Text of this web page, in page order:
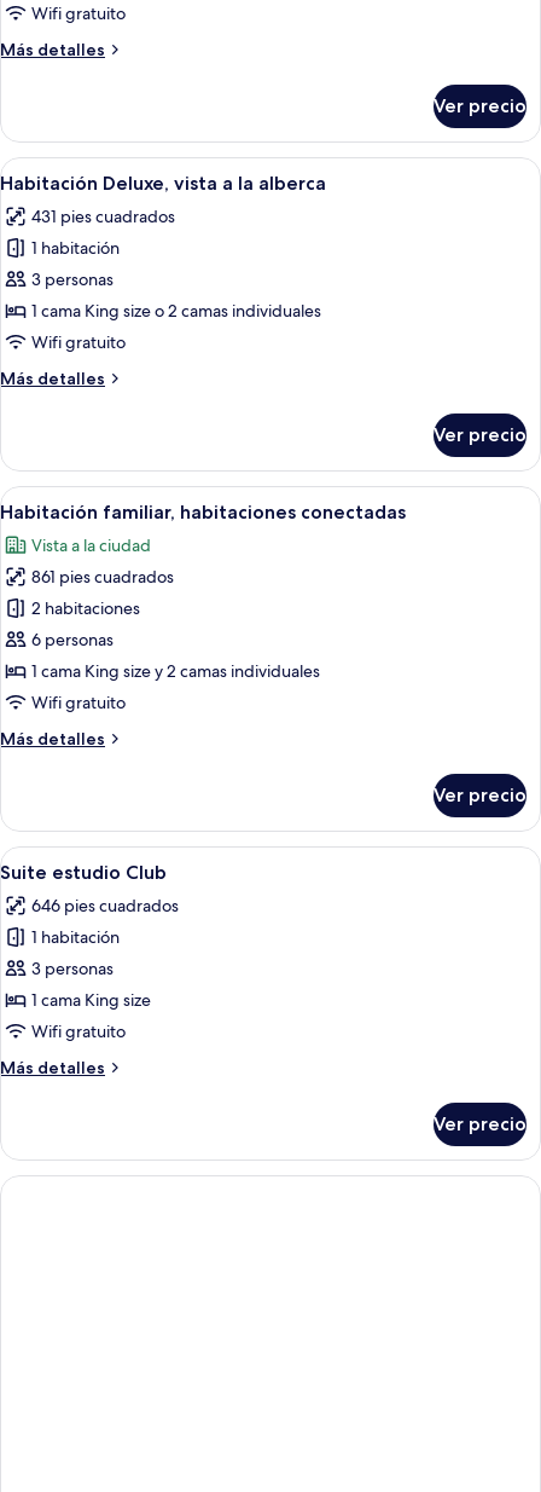
la
Wifi gratuito
Más detalles
Más
Deluxe,
vista
a
ciudad
Ver precio
Abrir
todas
las
fotos
de
Habitación
Deluxe,
a
Habitación de hotel con una cama
11
Habitación Deluxe, vista a la alberca
431 pies cuadrados
1 habitación
3 personas
1 cama King size o 2 camas individuales
Wifi gratuito
Más detalles
Más
Deluxe,
vista
a
alberca
Ver precio
Abrir
todas
las
fotos
de
Habitación
familiar,
habitaciones
conectadas
Habitación de hotel con dos camas,
9
Habitación familiar, habitaciones conectadas
Vista a la ciudad
861 pies cuadrados
2 habitaciones
6 personas
1 cama King size y 2 camas individuales
Wifi gratuito
Más detalles
Más
familiar,
habitaciones
conectadas
Ver precio
Abrir
todas
las
fotos
de
Suite
estudio
Una habitación de hotel con una
5
Suite estudio Club
646 pies cuadrados
1 habitación
3 personas
1 cama King size
Wifi gratuito
Más detalles
Más
estudio
Club
Ver precio